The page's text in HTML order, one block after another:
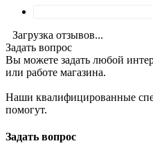
Загрузка отзывов...
Задать вопрос
Вы можете задать любой
или работе магазина.
Наши квалифицированные
помогут.
Задать вопрос